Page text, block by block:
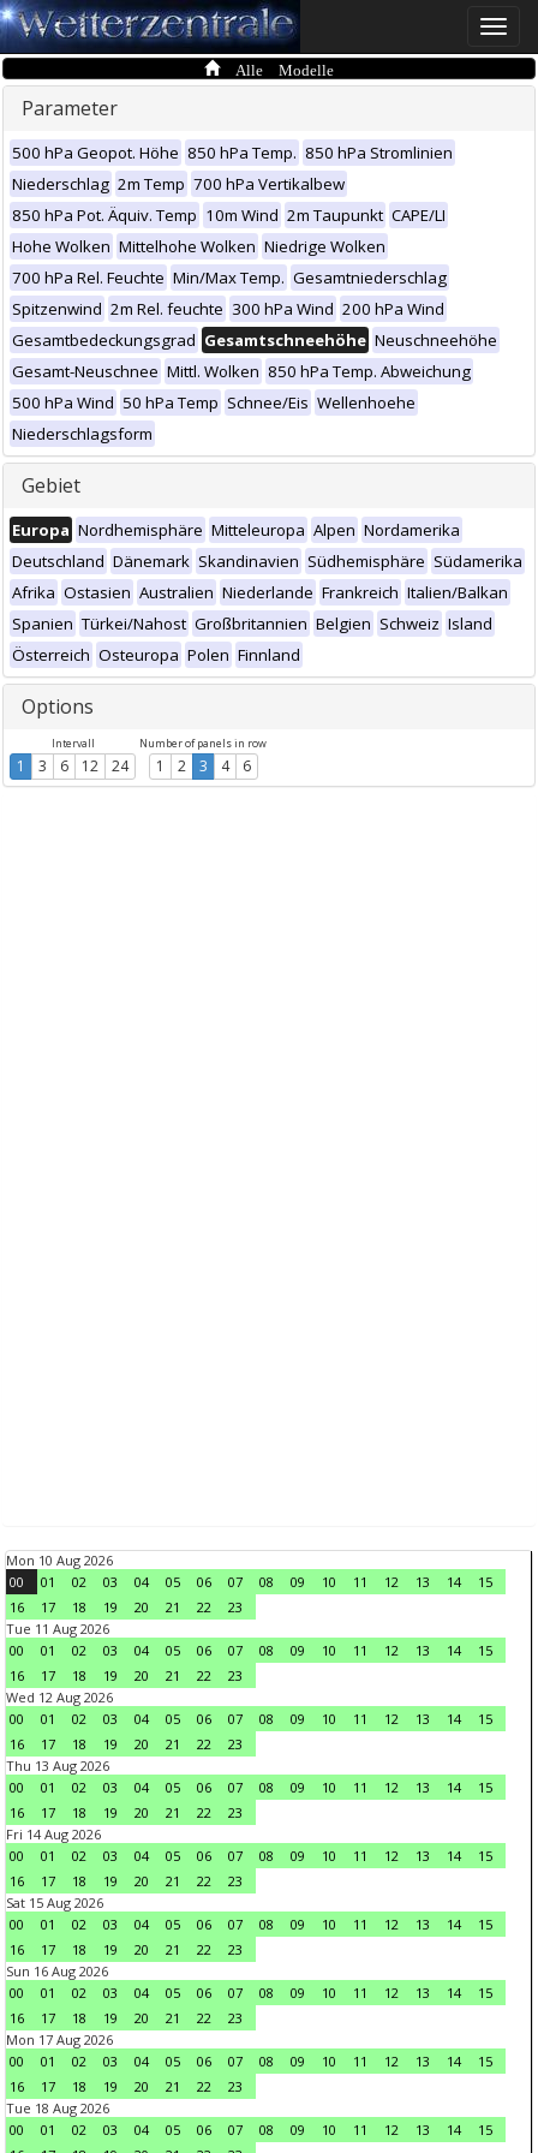
Toggle
Alle Modelle
Parameter
500 hPa Geopot. Höhe 850 hPa Temp. 850 hPa Stromlinien
Niederschlag 2m Temp 700 hPa Vertikalbew
850 hPa Pot. Äquiv. Temp 10m Wind 2m Taupunkt CAPE/LI
Hohe Wolken Mittelhohe Wolken Niedrige Wolken
700 hPa Rel. Feuchte Min/Max Temp. Gesamtniederschlag
Spitzenwind 2m Rel. feuchte 300 hPa Wind 200 hPa Wind
Gesamtbedeckungsgrad Gesamtschneehöhe Neuschneehöhe
Gesamt-Neuschnee Mittl. Wolken 850 hPa Temp. Abweichung
500 hPa Wind 50 hPa Temp Schnee/Eis Wellenhoehe
Niederschlagsform
Gebiet
Europa Nordhemisphäre Mitteleuropa Alpen Nordamerika
Deutschland Dänemark Skandinavien Südhemisphäre Südamerika
Afrika Ostasien Australien Niederlande Frankreich Italien/Balkan
Spanien Türkei/Nahost Großbritannien Belgien Schweiz Island
Österreich Osteuropa Polen Finnland
Options
Intervall
1 3 6 12 24
Number of panels in row
1 2 3 4 6
Mon 10 Aug 2026
00
01 02 03 04 05 06 07 08 09 10 11 12 13 14
15
16
17 18 19 20 21 22
23
Tue 11 Aug 2026
00
01 02 03 04 05 06 07 08 09 10 11 12 13 14
15
16
17 18 19 20 21 22
23
Wed 12 Aug 2026
00
01 02 03 04 05 06 07 08 09 10 11 12 13 14
15
16
17 18 19 20 21 22
23
Thu 13 Aug 2026
00
01 02 03 04 05 06 07 08 09 10 11 12 13 14
15
16
17 18 19 20 21 22
23
Fri 14 Aug 2026
00
01 02 03 04 05 06 07 08 09 10 11 12 13 14
15
16
17 18 19 20 21 22
23
Sat 15 Aug 2026
00
01 02 03 04 05 06 07 08 09 10 11 12 13 14
15
16
17 18 19 20 21 22
23
Sun 16 Aug 2026
00
01 02 03 04 05 06 07 08 09 10 11 12 13 14
15
16
17 18 19 20 21 22
23
Mon 17 Aug 2026
00
01 02 03 04 05 06 07 08 09 10 11 12 13 14
15
16
17 18 19 20 21 22
23
Tue 18 Aug 2026
00
01 02 03 04 05 06 07 08 09 10 11 12 13 14
15